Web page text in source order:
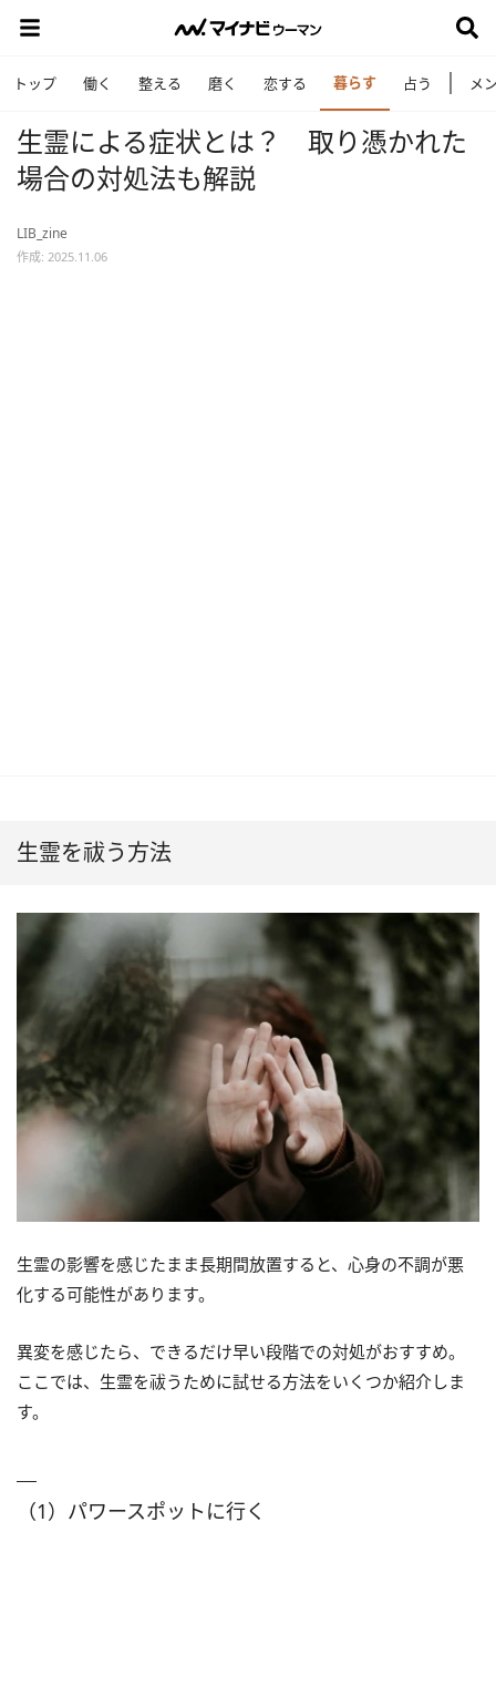
トップ 働く 整える 磨く 恋する 暮らす 占う メ
生霊による症状とは？ 取り憑かれた
場合の対処法も解説
LIB_zine
作成: 2025.11.06
生霊を祓う方法
生霊の影響を感じたまま長期間放置すると、心身の不調が悪
化する可能性があります。
異変を感じたら、できるだけ早い段階での対処がおすすめ。
ここでは、生霊を祓うために試せる方法をいくつか紹介しま
す。
（1）パワースポットに行く